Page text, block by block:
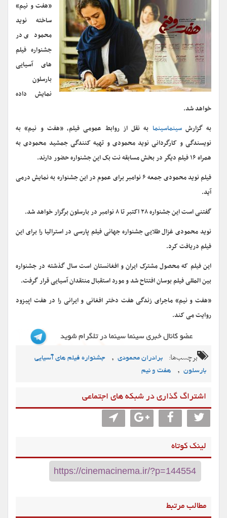
«هفت و نیم»
ساخته نوید
محمودی در
جشنواره فیلم
های آسیایی
بارسلون
نمایش داده
خواهد شد.
به گزارشسینماسینما به نقل از روابط عمومی فیلم، «هفت و نیم» به
نویسندگی و کارگردانی نوید محمودی و تهیه کنندگی جمشید محمودی به
همراه ۱۶ فیلم دیگر در بخش مسابقه نت بک این جشنواره حضور دارند.
فیلم نوید محمودی جمعه ۶ نوامبر برای عموم در این جشنواره به نمایش درمی
آید.
گفتنی است این جشنواره ۲۸ اکتبر تا ۸ نوامبر در بارسلون برگزار خواهد شد.
نوید محمودی غزال طلایی جشنواره جهانی فیلم پارسی در استرالیا را برای این
فیلم دریافت کرد.
این فیلم که محصول مشترک ایران و افغانستان است سال گذشته در جشنواره
بین المللی فیلم بوسان افتتاح شد و مورد استقبال منتقدان آسیایی قرار گرفت.
«هفت و نیم» ماجرای زندگی هفت دختر افغانی و ایرانی را در هفت اپیزود
روایت می کند.
برچسب‌ها: برادران محمودی ,
جشنواره فیلم های آسیایی
بارسلون , هفت و نیم
اشتراگ گذاری در شبکه های اجتماعی
لینک کوتاه
مطالب مرتبط